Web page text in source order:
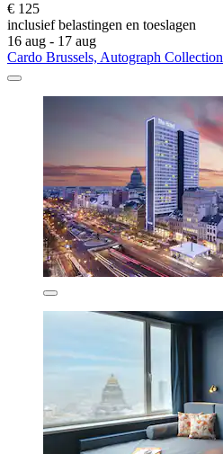
€ 125
inclusief belastingen en toeslagen
16 aug - 17 aug
Cardo Brussels, Autograph Collection